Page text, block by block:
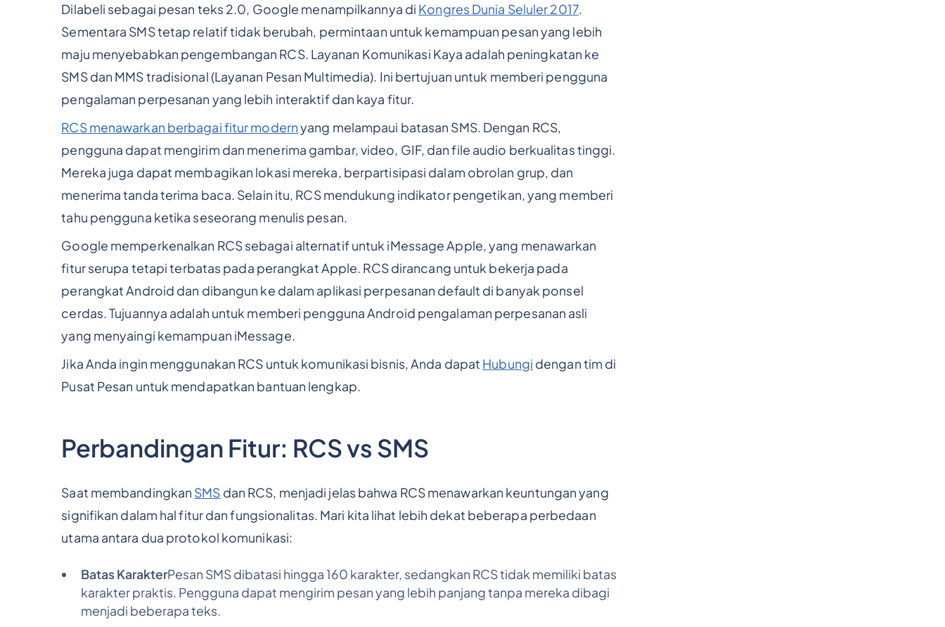
Dilabeli sebagai pesan teks 2.0, Google menampilkannya di Kongres Dunia Seluler 2017.
Sementara SMS tetap relatif tidak berubah, permintaan untuk kemampuan pesan yang lebih
maju menyebabkan pengembangan RCS. Layanan Komunikasi Kaya adalah peningkatan ke
SMS dan MMS tradisional (Layanan Pesan Multimedia). Ini bertujuan untuk memberi pengguna
pengalaman perpesanan yang lebih interaktif dan kaya fitur.
RCS menawarkan berbagai fitur modernyang melampaui batasan SMS. Dengan RCS,
pengguna dapat mengirim dan menerima gambar, video, GIF, dan file audio berkualitas tinggi.
Mereka juga dapat membagikan lokasi mereka, berpartisipasi dalam obrolan grup, dan
menerima tanda terima baca. Selain itu, RCS mendukung indikator pengetikan, yang memberi
tahu pengguna ketika seseorang menulis pesan.
Google memperkenalkan RCS sebagai alternatif untuk iMessage Apple, yang menawarkan
fitur serupa tetapi terbatas pada perangkat Apple. RCS dirancang untuk bekerja pada
perangkat Android dan dibangun ke dalam aplikasi perpesanan default di banyak ponsel
cerdas. Tujuannya adalah untuk memberi pengguna Android pengalaman perpesanan asli
yang menyaingi kemampuan iMessage.
Jika Anda ingin menggunakan RCS untuk komunikasi bisnis, Anda dapat Hubungi dengan tim di
Pusat Pesan untuk mendapatkan bantuan lengkap.
Perbandingan Fitur: RCS vs SMS
Saat membandingkan SMS dan RCS, menjadi jelas bahwa RCS menawarkan keuntungan yang
signifikan dalam hal fitur dan fungsionalitas. Mari kita lihat lebih dekat beberapa perbedaan
utama antara dua protokol komunikasi:
Batas KarakterPesan SMS dibatasi hingga 160 karakter, sedangkan RCS tidak memiliki batas
karakter praktis. Pengguna dapat mengirim pesan yang lebih panjang tanpa mereka dibagi
menjadi beberapa teks.